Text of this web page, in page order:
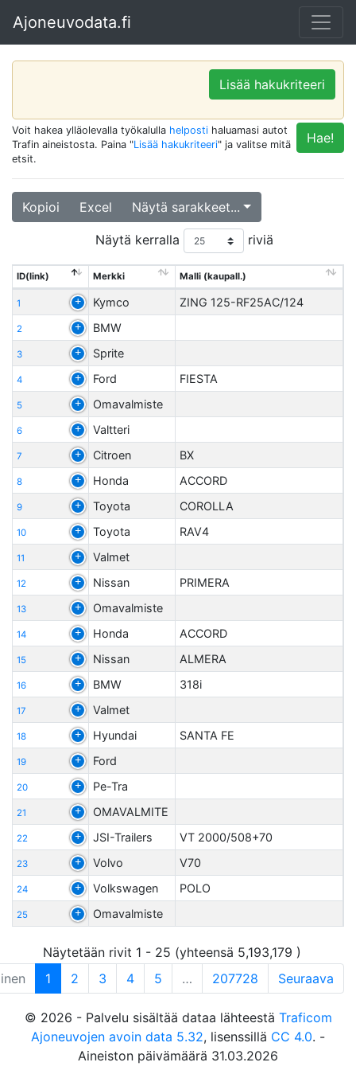
Ajoneuvodata.fi
Lisää hakukriteeri
Hae!
Voit hakea ylläolevalla työkalulla helposti haluamasi autot
Trafin aineistosta. Paina "Lisää hakukriteeri" ja valitse mitä
etsit.
Kopioi Excel Näytä sarakkeet...
Näytä kerralla riviä
ID(link) Merkki Malli (kaupall.)
1 Kymco ZING 125-RF25AC/124
2 BMW
3 Sprite
4 Ford FIESTA
5 Omavalmiste
6 Valtteri
7 Citroen BX
8 Honda ACCORD
9 Toyota COROLLA
10 Toyota RAV4
11 Valmet
12 Nissan PRIMERA
13 Omavalmiste
14 Honda ACCORD
15 Nissan ALMERA
16 BMW 318i
17 Valmet
18 Hyundai SANTA FE
19 Ford
20 Pe-Tra
21 OMAVALMITE
22 JSI-Trailers VT 2000/508+70
23 Volvo V70
24 Volkswagen POLO
25 Omavalmiste
Näytetään rivit 1 - 25 (yhteensä 5,193,179 )
1 2 3 4 5 … 207728 Seuraava
© 2026 - Palvelu sisältää dataa lähteestä Traficom
Ajoneuvojen avoin data 5.32, lisenssillä CC 4.0. -
Aineiston päivämäärä 31.03.2026